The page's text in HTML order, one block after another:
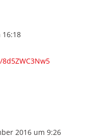
16:18
2016 um 9:26